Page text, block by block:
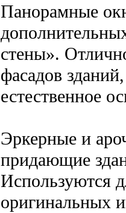
Панорамные
стены».
фасадов
естественное
Эркерные и
придающие
Используются
оригинальных